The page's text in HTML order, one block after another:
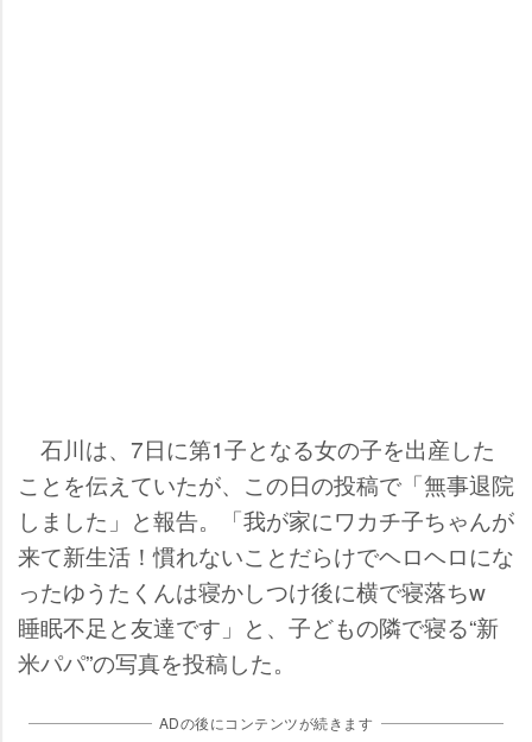
石川は、7日に第1子となる女の子を出産した
ことを伝えていたが、この日の投稿で「無事退院
しました」と報告。「我が家にワカチ子ちゃんが
来て新生活！慣れないことだらけでヘロヘロにな
ったゆうたくんは寝かしつけ後に横で寝落ちw
睡眠不足と友達です」と、子どもの隣で寝る“新
米パパ”の写真を投稿した。
ADの後にコンテンツが続きます